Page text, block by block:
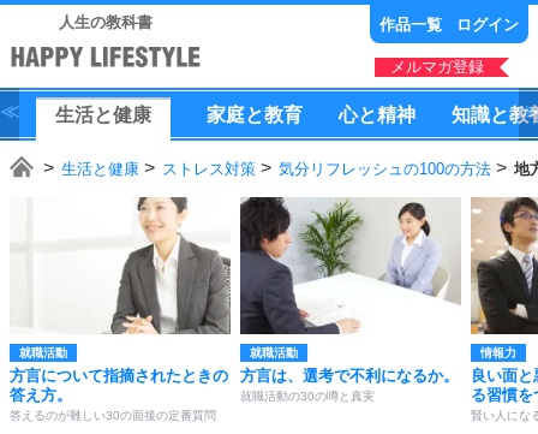
人生の教科書 作品一覧 ログイン
メルマガ登録
生活と健康 家庭と教育 心と精神 知識と教
生活と健康 ストレス対策 気分リフレッシュの100の方法 地
就職活動
方言について指摘されたときの
答え方。
答えるのが難しい30の面接の定番質問
就職活動
方言は、選考で不利になるか。
就職活動の30の噂と真実
情報力
良い面
る習慣を
賢い人にな